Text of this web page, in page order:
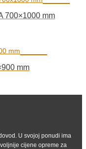
700×1000 mm
mm
U svojoj ponudi ima
cijene opreme za